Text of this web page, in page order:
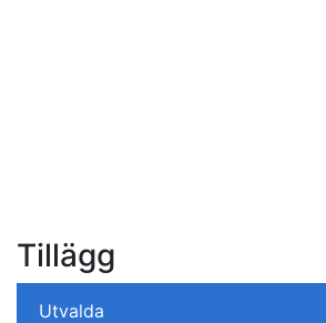
Tillägg
Utvalda